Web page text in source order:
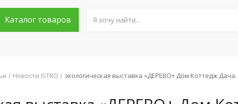
Каталог товаров
Новости ISTRO экологическая выставка «ДЕРЕВО+ Дом Коттедж